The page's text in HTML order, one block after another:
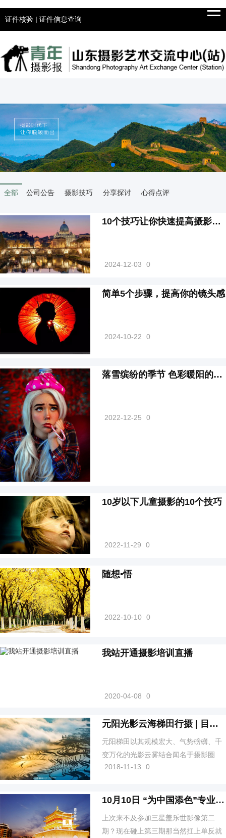
证件核验 | 证件信息查询
全部 公司公告 摄影技巧 分享探讨 心得点评
10个技巧让你快速提高摄影技术
2024-12-03 0
简单5个步骤，提高你的镜头感
2024-10-22 0
落雪缤纷的季节 色彩暖阳的人像
2022-12-25 0
10岁以下儿童摄影的10个技巧
2022-11-29 0
随想▪悟
2022-10-10 0
我站开通摄影培训直播
2020-04-08 0
元阳光影云海梯田行摄 | 目的地推荐
元阳梯田以其规模宏大、气势磅礴、千
变万化的光影云雾结合闻名于摄影圈
内，这一片奇迹之地绵延了整个红河南
2018-11-13 0
10月10日 “为中国添色”专业组海选优秀作品推荐
上次来不及参加三星盖乐世影像第二
期？现在碰上第三期那当然扛上单反就